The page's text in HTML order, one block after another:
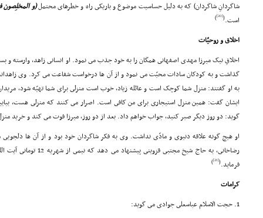
شاگردانِ شاگردان) که به دلیل حساسیت موضوع و باریکى راه و خطرهاى محتمل(و
است.(
[20]
)
اخلاق و روحیّات
اخلاقِ نیک میرزا مهدى اصفهانى همگان را به خود جذب مى نمود. او انسانى زاهد، وارسته و
گذاشت و به کودکان سادات محبّت مى نمود و از آن ها درخواست شفاعت مى کرد. وى
به او گفتند: منزل شما کوچک است و عائله زیاد، خوب است منزلى براى شما تهیّه شود،
ایشان گفت: همین منزل استیجارى براى من کافى است. اصرار مى کنند که منزلى هست،
گوید: دو روز دیگر صبر کنید، جواب خواهم داد. بعد از دو روز، میرزا فوت مى کند و خرید
او هیچ گونه علاقه دنیوى و مادّى نداشت. وى به فکر شاگردان خود بود و از آن ها
رضاخانى، به حاج شیخ مجتبى
فرماید.(
[21]
)
کرامات
1. حجت الاسلام عباسعلى جوادى مى گوید: